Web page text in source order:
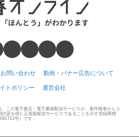
お問い合わせ 動画・バナー広告について
トポリシー 運営会社
、この電子書店・電子書籍配信サービスが、著作権者からコ
許諾を得た正規版配信サービスであることを示す登録商標
号）です。